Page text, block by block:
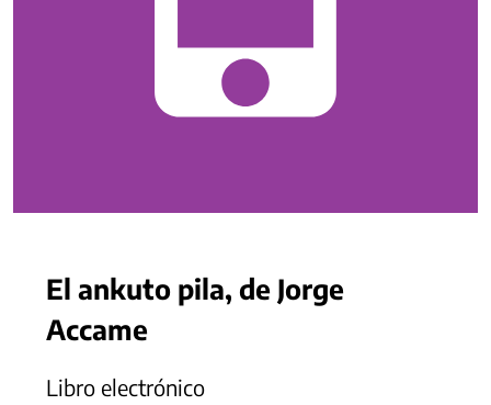
El ankuto pila, de Jorge
Accame
Libro electrónico